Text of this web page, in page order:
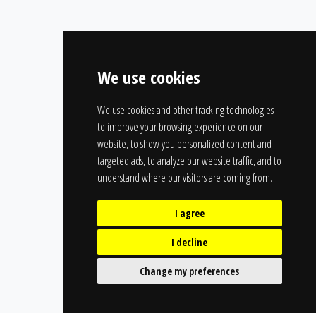
We use cookies
We use cookies and other tracking technologies
to improve your browsing experience on our
website, to show you personalized content and
targeted ads, to analyze our website traffic, and to
understand where our visitors are coming from.
I agree
I decline
Change my preferences